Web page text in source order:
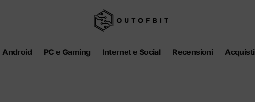
Android PC e Gaming Internet e Social Recensioni Acquisti